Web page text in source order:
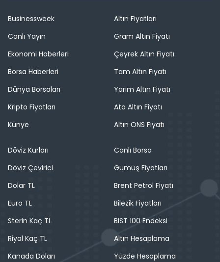
Businessweek
Canlı Yayın
Ekonomi Haberleri
Borsa Haberleri
Dünya Borsaları
Kripto Fiyatları
Künye
Altın Fiyatları
Gram Altın Fiyatı
Çeyrek Altın Fiyatı
Tam Altın Fiyatı
Yarım Altın Fiyatı
Ata Altın Fiyatı
Altın ONS Fiyatı
Döviz Kurları
Döviz Çevirici
Dolar TL
Euro TL
Sterin Kaç TL
Riyal Kaç TL
Kanada Doları
Canlı Borsa
Gümüş Fiyatları
Brent Petrol Fiyatı
Bilezik Fiyatları
BIST 100 Endeksi
Altın Hesaplama
Yüzde Hesaplama